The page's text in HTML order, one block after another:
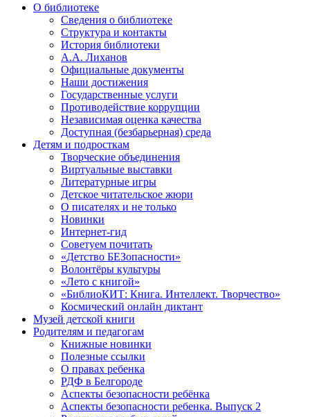
О библиотеке
Сведения о библиотеке
Структура и контакты
История библиотеки
А.А. Лиханов
Официальные документы
Наши достижения
Государственные услуги
Противодействие коррупции
Независимая оценка качества
Доступная (безбарьерная) среда
Детям и подросткам
Творческие объединения
Виртуальные выставки
Литературные игры
Детское читательское жюри
О писателях и не только
Новинки
Интернет-гид
Советуем почитать
«Детство БЕЗопасности»
Волонтёры культуры
«Лето с книгой»
«БиблиоКИТ: Книга. Интеллект. Творчество»
Космический онлайн диктант
Музей детской книги
Родителям и педагогам
Книжные новинки
Полезные ссылки
О правах ребенка
РДФ в Белгороде
Аспекты безопасности ребёнка
Аспекты безопасности ребенка. Выпуск 2